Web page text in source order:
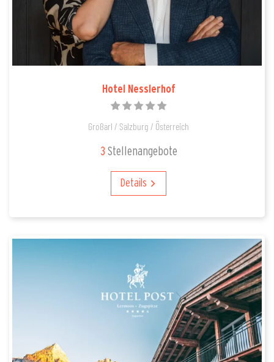
Hotel Nesslerhof
Großarl / Salzburg / Österreich
3 Stellenangebote
Details